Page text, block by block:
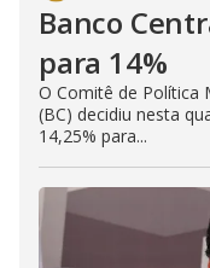
Banco
para 14%
O Comitê de Política
(BC) decidiu nesta
14,25% para...